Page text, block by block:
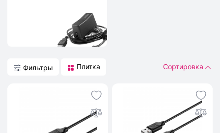
Фильтры Плитка Сортировка